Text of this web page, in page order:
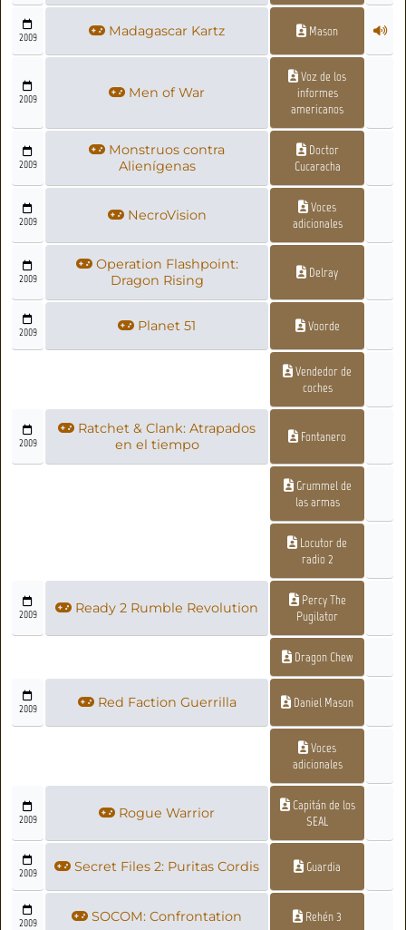
2009 Madagascar Kartz Mason
2009 Men of War
Voz de los
informes
americanos
2009
Monstruos contra
Alienígenas
Doctor
Cucaracha
2009 NecroVision
Voces
adicionales
2009
Operation Flashpoint:
Dragon Rising
Delray
2009 Planet 51 Voorde
Vendedor de
coches
2009
Ratchet & Clank: Atrapados
en el tiempo
Fontanero
Grummel de
las armas
Locutor de
radio 2
2009 Ready 2 Rumble Revolution
Percy The
Pugilator
Dragon Chew
2009 Red Faction Guerrilla Daniel Mason
Voces
adicionales
2009 Rogue Warrior
Capitán de los
SEAL
2009 Secret Files 2: Puritas Cordis Guardia
2009 SOCOM: Confrontation Rehén 3